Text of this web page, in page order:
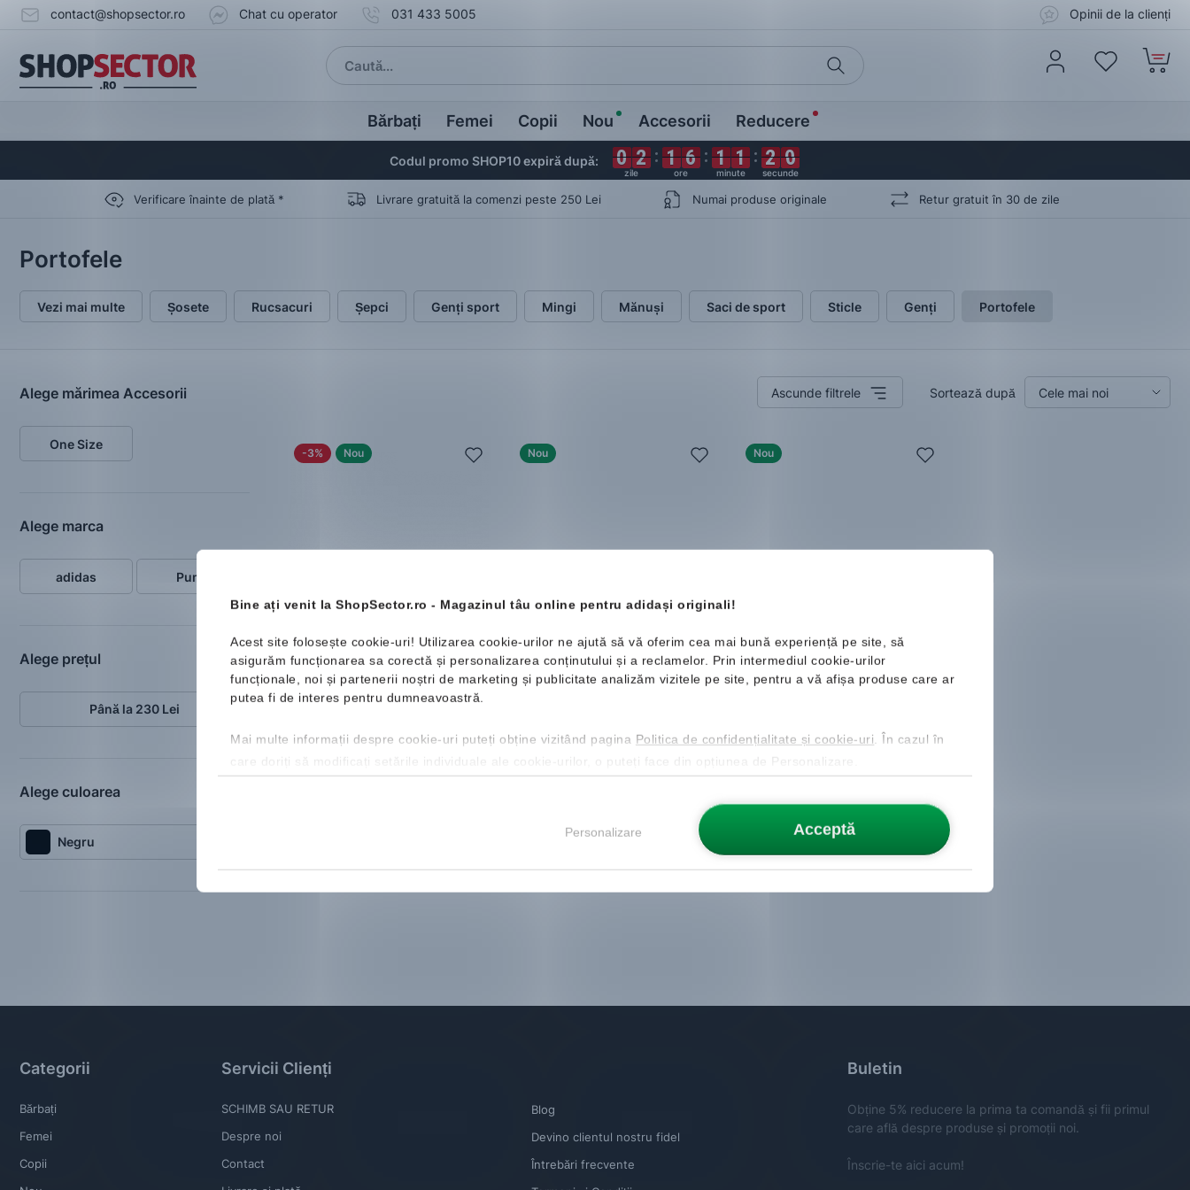
Bine ați venit la ShopSector.ro - Magazinul tâu online pentru adidași originali!
Acest site folosește cookie-uri! Utilizarea cookie-urilor ne ajută să vă oferim cea mai bună experiență pe site, să
asigurăm funcționarea sa corectă și personalizarea conținutului și a reclamelor. Prin intermediul cookie-urilor
funcționale, noi și partenerii noștri de marketing și publicitate analizăm vizitele pe site, pentru a vă afișa produse care ar
putea fi de interes pentru dumneavoastră.
Mai multe informații despre cookie-uri puteți obține vizitând pagina Politica de confidențialitate și cookie-uri . În cazul în
care doriți să modificați setările individuale ale cookie-urilor, o puteți face din opțiunea de Personalizare.
Acceptă
Personalizare
contact@shopsector.ro Chat cu operator 031 433 5005 Opinii de la clienți
Bărbați Femei Copii Nou Accesorii Reducere
Codul promo SHOP10 expiră după: 0
0
0
0 2
2
2
2 1
1
1
1 6
6
6
6 1
1
1
1 1
1
1
1 2
2
2
2 0
0
0
0
Verificare înainte de plată * Livrare gratuită la comenzi peste 250 Lei Numai produse originale Retur gratuit în 30 de zile
Portofele
Vezi mai multe Șosete Rucsacuri Șepci Genți sport Mingi Mănuși Saci de sport Sticle Genți Portofele
Alege mărimea Accesorii
One Size
Alege marca
adidas Puma
Alege prețul
Până la 230 Lei
Alege culoarea
Negru
Ascunde filtrele Sortează după
-3% Nou
PumaPhase Wallet
Portofel
Cod SHOP10 pentru o reducere
Mărimi disponibile:
Nou
adidasPower Wallet
Mărimi disponibile:
Nou
adidasLinear Wallet
Portofel
Cod NEW20 cu reducere de 20%
Categorii
Bărbați
Femei
Copii
Servicii Clienți
SCHIMB SAU RETUR
Despre noi
Contact
Blog
Devino clientul nostru fidel
Întrebări frecvente
Buletin
Obține 5% reducere la prima ta comandă și fii primul
care află despre produse și promoții noi.
Înscrie-te aici acum!